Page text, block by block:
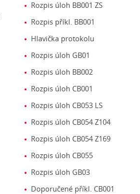
Rozpis úloh BB001 ZS
Rozpis příkl. BB001
Hlavička protokolu
Rozpis úloh GB01
Rozpis úloh BB002
Rozpis úloh CB001
Rozpis úloh CB053 LS
Rozpis úloh CB054 Z104
Rozpis úloh CB054 Z169
Rozpis úloh CB055
Rozpis úloh GB03
Doporučené příkl. CB001